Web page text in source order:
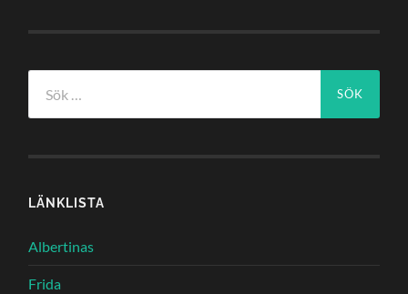
efter:
LÄNKLISTA
Albertinas
Frida